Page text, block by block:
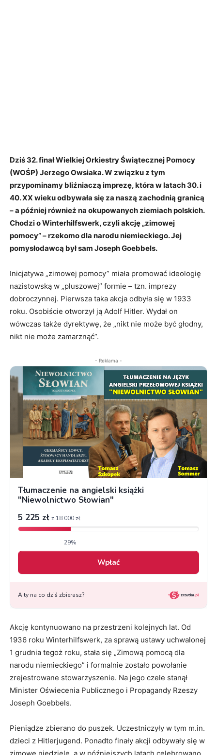
Dziś 32. finał Wielkiej Orkiestry Świątecznej Pomocy
(WOŚP) Jerzego Owsiaka. W związku z tym
przypominamy bliźniaczą imprezę, która w latach 30. i
40. XX wieku odbywała się za naszą zachodnią granicą
– a później również na okupowanych ziemiach polskich.
Chodzi o Winterhilfswerk, czyli akcję „zimowej
pomocy” – rzekomo dla narodu niemieckiego. Jej
pomysłodawcą był sam Joseph Goebbels.
Inicjatywa „zimowej pomocy” miała promować ideologię
nazistowską w „pluszowej” formie – tzn. imprezy
dobroczynnej. Pierwsza taka akcja odbyła się w 1933
roku. Osobiście otworzył ją Adolf Hitler. Wydał on
wówczas także dyrektywę, że „nikt nie może być głodny,
nikt nie może zamarznąć”.
- Reklama -
Akcję kontynuowano na przestrzeni kolejnych lat. Od
1936 roku Winterhilfswerk, za sprawą ustawy uchwalonej
1 grudnia tegoż roku, stała się „Zimową pomocą dla
narodu niemieckiego” i formalnie zostało powołanie
zrejestrowane stowarzyszenie. Na jego czele stanął
Minister Oświecenia Publicznego i Propagandy Rzeszy
Joseph Goebbels.
Pieniądze zbierano do puszek. Uczestniczyły w tym m.in.
dzieci z Hitlerjugend. Ponadto finały akcji odbywały się w